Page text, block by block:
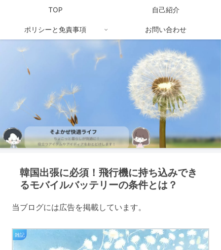
TOP 自己紹介
ポリシーと免責事項 お問い合わせ
韓国出張に必須！飛行機に持ち込みでき
るモバイルバッテリーの条件とは？
当ブログには広告を掲載しています。
雑記